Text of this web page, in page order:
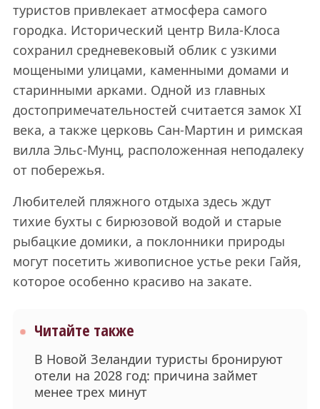
туристов привлекает атмосфера самого
городка. Исторический центр Вила-Клоса
сохранил средневековый облик с узкими
мощеными улицами, каменными домами и
старинными арками. Одной из главных
достопримечательностей считается замок XI
века, а также церковь Сан-Мартин и римская
вилла Эльс-Мунц, расположенная неподалеку
от побережья.
Любителей пляжного отдыха здесь ждут
тихие бухты с бирюзовой водой и старые
рыбацкие домики, а поклонники природы
могут посетить живописное устье реки Гайя,
которое особенно красиво на закате.
Читайте также
В Новой Зеландии туристы бронируют
отели на 2028 год: причина займет
менее трех минут